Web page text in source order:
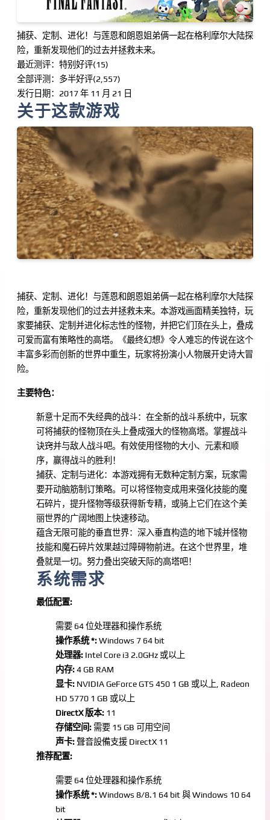
捕获、定制、进化！与莲恩和朗恩姐弟俩一起在格利摩尔大陆探
险，重新发现他们的过去并拯救未来。
最近测评：特别好评(15)
全部评测：多半好评(2,557)
发行日期：2017 年 11 月 21 日
关于这款游戏
捕获、定制、进化！与莲恩和朗恩姐弟俩一起在格利摩尔大陆探
险，重新发现他们的过去并拯救未来。本游戏画面精美独特，玩
家要捕获、定制并进化标志性的怪物，并把它们顶在头上，叠成
可爱而富有策略性的高塔。《最终幻想》令人难忘的传说在这个
丰富多彩而创新的世界中重生，玩家将扮演小人物展开史诗大冒
险。
主要特色：
新意十足而不失经典的战斗：在全新的战斗系统中，玩家
可将捕获的怪物顶在头上叠成强大的怪物高塔。掌握战斗
诀窍并与敌人战斗吧。有效使用怪物的大小、元素和顺
序，赢得战斗的胜利！
捕获、定制与进化：本游戏拥有无数种定制方案，玩家需
要开动脑筋制订策略。可以将怪物变成用来强化技能的魔
石碎片，提升怪物等级获得新专精，或骑上它们在这个美
丽世界的广阔地图上快速移动。
蕴含无限可能的垂直世界：深入垂直构造的地下城并怪物
技能和魔石碎片效果越过障碍物前进。在这个世界里，堆
叠就是一切。努力叠出突破天际的高塔吧！
系统需求
最低配置:
需要 64 位处理器和操作系统
操作系统 *:Windows 7 64 bit
处理器: Intel Core i3 2.0GHz 或以上
内存:4 GB RAM
显卡: NVIDIA GeForce GTS 450 1 GB 或以上, Radeon
HD 5770 1 GB 或以上
DirectX 版本: 11
存储空间: 需要 15 GB 可用空间
声卡:聲音設備支援 DirectX 11
推荐配置:
需要 64 位处理器和操作系统
操作系统 *:Windows 8/8.1 64 bit 與 Windows 10 64
bit